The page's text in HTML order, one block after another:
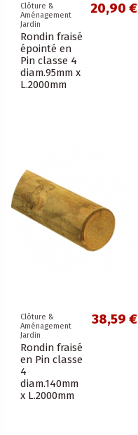
Clôture &
Aménagement
Jardin
Rondin fraisé
épointé en
Pin classe 4
diam.95mm x
L.2000mm
20,90 €
Clôture &
Aménagement
Jardin
Rondin fraisé
en Pin classe
4
diam.140mm
x L.2000mm
38,59 €